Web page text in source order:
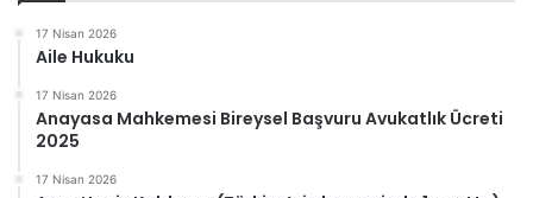
17 Nisan 2026
Aile Hukuku
17 Nisan 2026
Anayasa Mahkemesi Bireysel Başvuru Avukatlık Ücreti
2025
17 Nisan 2026